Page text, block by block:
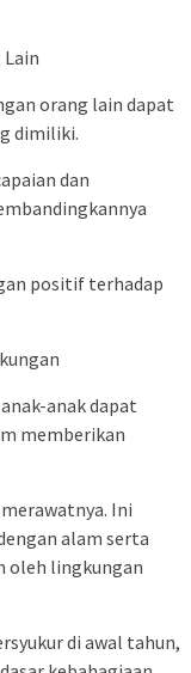
orang lain dapat
dimiliki.
dan
positif terhadap
anak dapat
memberikan
Ini
alam serta
oleh lingkungan
di awal tahun,